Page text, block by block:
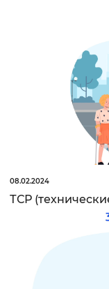
08.02.2024
ТСР